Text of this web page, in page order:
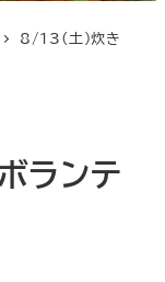
8/13(土)炊き
ランテ